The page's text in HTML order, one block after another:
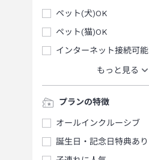
ペット(犬)OK
ペット(猫)OK
インターネット接続可能
もっと見る
プランの特徴
オールインクルーシブ
誕生日・記念日特典あり